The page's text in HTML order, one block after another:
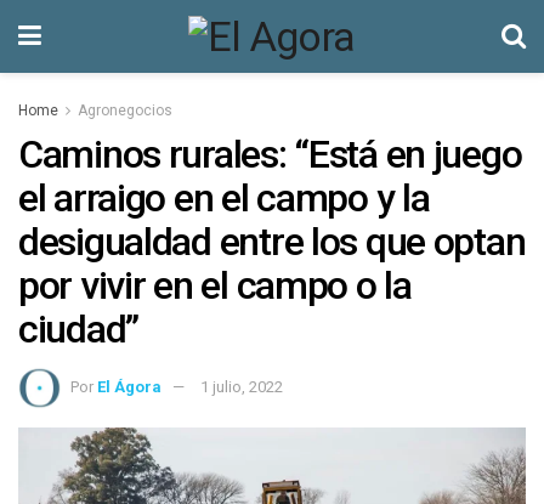
Home Agronegocios
Caminos rurales: “Está en juego
el arraigo en el campo y la
desigualdad entre los que optan
por vivir en el campo o la
ciudad”
Por El Ágora 1 julio, 2022